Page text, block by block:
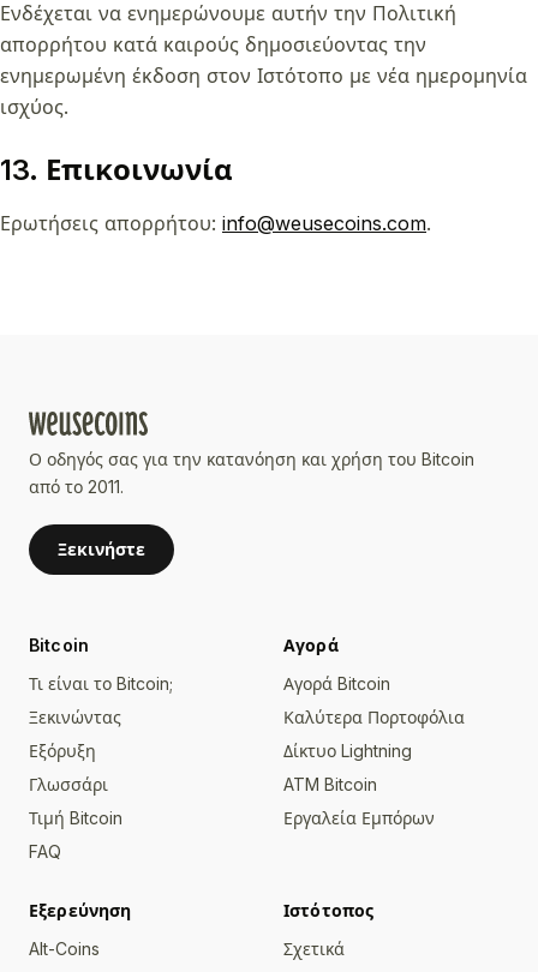
Ενδέχεται να ενημερώνουμε αυτήν την Πολιτική
απορρήτου κατά καιρούς δημοσιεύοντας την
ενημερωμένη έκδοση στον Ιστότοπο με νέα ημερομηνία
ισχύος.
13. Επικοινωνία
Ερωτήσεις απορρήτου: info@weusecoins.com.
Ο οδηγός σας για την κατανόηση και χρήση του Bitcoin
από το 2011.
Ξεκινήστε
Bitcoin
Τι είναι το Bitcoin;
Ξεκινώντας
Εξόρυξη
Γλωσσάρι
Τιμή Bitcoin
FAQ
Αγορά
Αγορά Bitcoin
Καλύτερα Πορτοφόλια
Δίκτυο Lightning
ATM Bitcoin
Εργαλεία Εμπόρων
Εξερεύνηση
Alt-Coins
Ιστότοπος
Σχετικά